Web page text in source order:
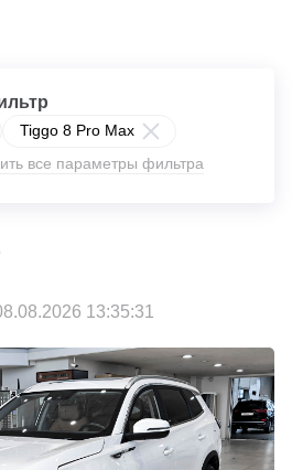
Tiggo 8 Pro Max
все параметры фильтра
13:35:31